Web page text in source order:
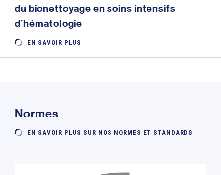
du bionettoyage en soins intensifs
d’hématologie
EN SAVOIR PLUS
Normes
EN SAVOIR PLUS SUR NOS NORMES ET STANDARDS